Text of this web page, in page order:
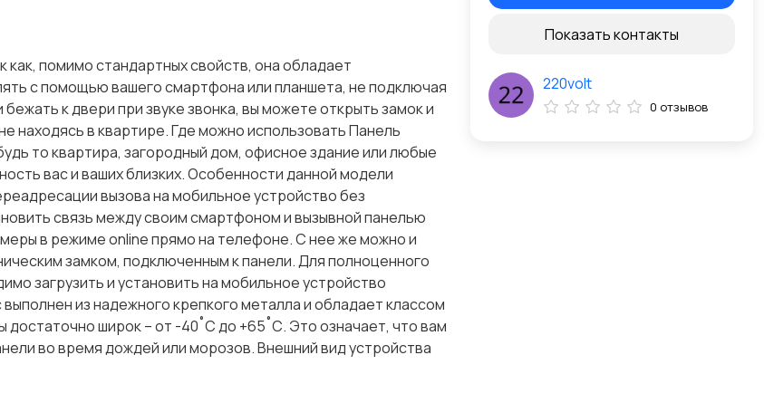
помимо стандартных свойств, она обладает
с помощью вашего смартфона или планшета, не подключая
к двери при звуке звонка, вы можете открыть замок и
находясь в квартире. Где можно использовать Панель
то квартира, загородный дом, офисное здание или любые
вас и ваших близких. Особенности данной модели
вызова на мобильное устройство без
связь между своим смартфоном и вызывной панелью
в режиме online прямо на телефоне. С нее же можно и
замком, подключенным к панели. Для полноценного
загрузить и установить на мобильное устройство
из надежного крепкого металла и обладает классом
широк – от -40˚С до +65˚С. Это означает, что вам
во время дождей или морозов. Внешний вид устройства
Показать контакты
220volt
0 отзывов